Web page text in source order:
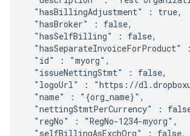
  "hasBillingAdjustment" : true,
  "hasBroker" : false,
  "hasSelfBilling" : false,
"hasSeparateInvoiceForProduct"
  "id" : "myorg",
  "issueNettingStmt" : false,
"logoUrl" : "https://
  "name" : "{org_name}",
"nettingStmtPerCurrency" :
  "regNo" : "RegNo-1234-myorg",
  "selfBillingAsExchOrg" : false,